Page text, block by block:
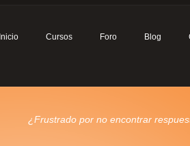
Inicio Cursos Foro Blog
¿Frustrado por no encontrar